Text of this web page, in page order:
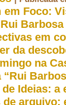
em Foco:
Barbosa
em
da
na
“Rui
de Ideias: a
de arquivo: